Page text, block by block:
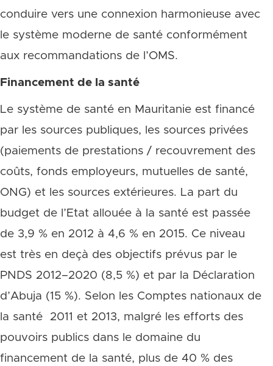
conduire vers une connexion harmonieuse avec
le système moderne de santé conformément
aux recommandations de l’OMS.
Financement de la santé
Le système de santé en Mauritanie est financé
par les sources publiques, les sources privées
(paiements de prestations / recouvrement des
coûts, fonds employeurs, mutuelles de santé,
ONG) et les sources extérieures. La part du
budget de l’Etat allouée à la santé est passée
de 3,9 % en 2012 à 4,6 % en 2015. Ce niveau
est très en deçà des objectifs prévus par le
PNDS 2012–2020 (8,5 %) et par la Déclaration
d’Abuja (15 %). Selon les Comptes nationaux de
la santé 2011 et 2013, malgré les efforts des
pouvoirs publics dans le domaine du
financement de la santé, plus de 40 % des